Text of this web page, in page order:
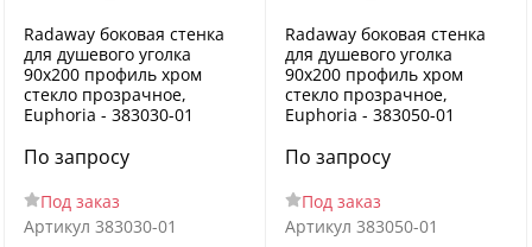
Radaway боковая стенка
для душевого уголка
90x200 профиль хром
стекло прозрачное,
Euphoria - 383030-01
По запросу
Под заказ
Артикул 383030-01
Radaway боковая стенка
для душевого уголка
90x200 профиль хром
стекло прозрачное,
Euphoria - 383050-01
По запросу
Под заказ
Артикул 383050-01